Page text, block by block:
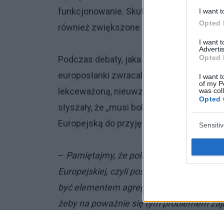
I want
Opted
I want
Opted
I want
of my
was
Opted
funkcjonowanie. Skutkiem
również zwiększone ryzyko rozwoju raka
Podczas debaty, jaka odbyła się w
europosłanki zwracali uwagę na to, że
lekceważoną, nieuwzględnianą w
słyszały, że „musi boleć”. Teraz
Europejską do przyjęcia wielotorowej
– Pamiętajmy, że polityka zdrowotna nie
Europejskiej, czyli poszczególne kraje
być elementem agregacyjnym,
żeby na poważnie się tym problemem